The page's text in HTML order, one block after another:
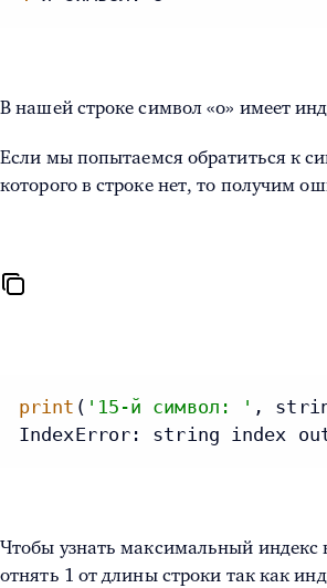
В нашей строке символ «o» имеет
Если мы попытаемся обратиться к
которого в строке нет, то получим
print ( '15-й символ: ' ,
IndexError: string index
Чтобы узнать максимальный индекс
отнять 1 от длины строки так как